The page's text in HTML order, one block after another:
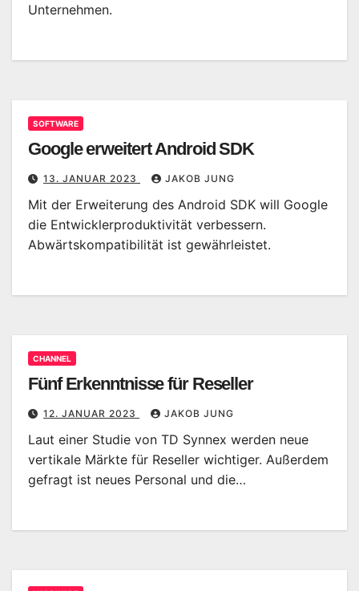
Unternehmen.
SOFTWARE
Google erweitert Android SDK
13. JANUAR 2023 JAKOB JUNG
Mit der Erweiterung des Android SDK will Google
die Entwicklerproduktivität verbessern.
Abwärtskompatibilität ist gewährleistet.
CHANNEL
Fünf Erkenntnisse für Reseller
12. JANUAR 2023 JAKOB JUNG
Laut einer Studie von TD Synnex werden neue
vertikale Märkte für Reseller wichtiger. Außerdem
gefragt ist neues Personal und die…